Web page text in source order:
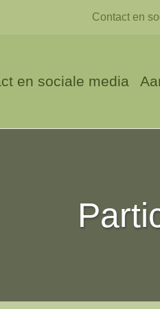
Contact en
en sociale media